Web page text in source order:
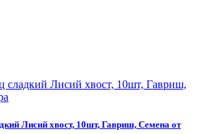
Лисий хвост, 10шт, Гавриш, Семена от